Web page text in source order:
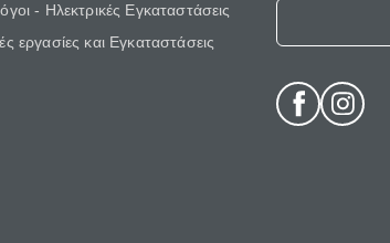
- Ηλεκτρικές Εγκαταστάσεις
εργασίες και Εγκαταστάσεις